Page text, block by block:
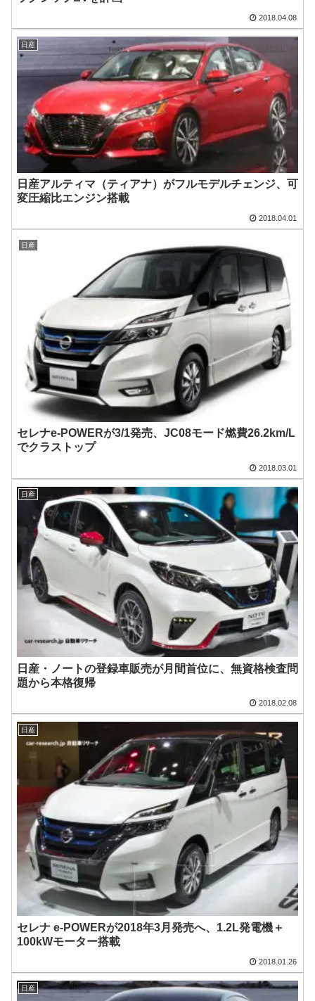
2018.04.08
日産
日産アルティマ（ティアナ）がフルモデルチェンジ、可
変圧縮比エンジン搭載
2018.04.01
日産
セレナe-POWERが3/1発売、JC08モード燃費26.2km/L
でクラストップ
2018.03.01
日産
日産・ノートの登録車販売が月間首位に、無資格検査問
題から本格復帰
2018.02.08
日産
セレナ e-POWERが2018年3月発売へ、1.2L発電機＋
100kWモーター搭載
2018.01.26
日産